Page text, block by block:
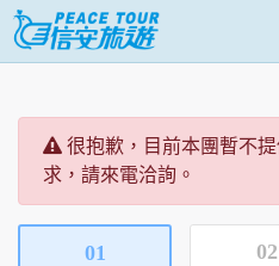
很抱歉，目前本團暫不
求，請來電洽詢。
01 02